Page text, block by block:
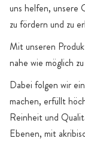
uns helfen, unsere
zu fördern und zu
Mit unseren
nahe wie möglich
Dabei folgen wir
machen, erfüllt
Reinheit und
Ebenen, mit